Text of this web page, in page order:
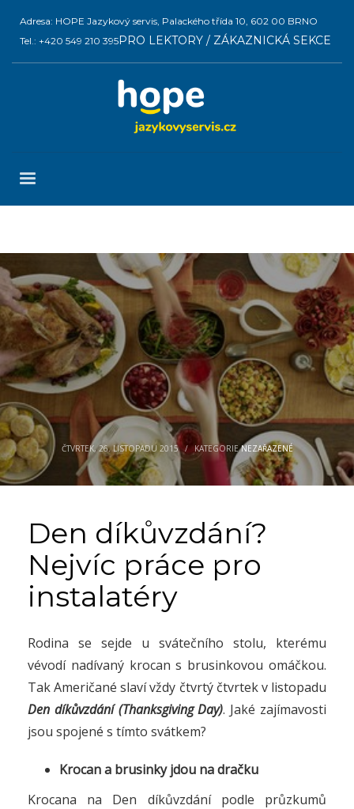
Adresa: HOPE Jazykový servis, Palackého třída 10, 602 00 BRNO
Tel.: +420 549 210 395PRO LEKTORY / ZÁKAZNICKÁ SEKCE
ČTVRTEK, 26. LISTOPADU 2015 / KATEGORIENEZAŘAZENÉ
Den díkůvzdání?
Nejvíc práce pro
instalatéry
Rodina se sejde u svátečního stolu, kterému
vévodí nadívaný krocan s brusinkovou omáčkou.
Tak Američané slaví vždy čtvrtý čtvrtek v listopadu
Den díkůvzdání (Thanksgiving Day). Jaké zajímavosti
jsou spojené s tímto svátkem?
Krocan a brusinky jdou na dračku
Krocana na Den díkůvzdání podle průzkumů